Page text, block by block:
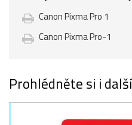
Canon Pixma Pro 1
Canon Pixma Pro-1
Prohlédněte si i